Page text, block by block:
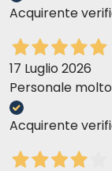
Acquirente
17 Luglio 2026
Personale
Acquirente